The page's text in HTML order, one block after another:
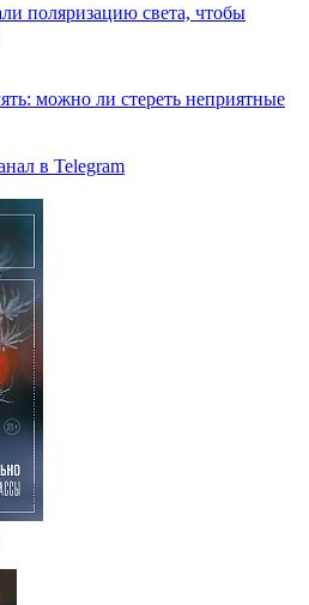
поляризацию света, чтобы
можно ли стереть неприятные
в Telegram